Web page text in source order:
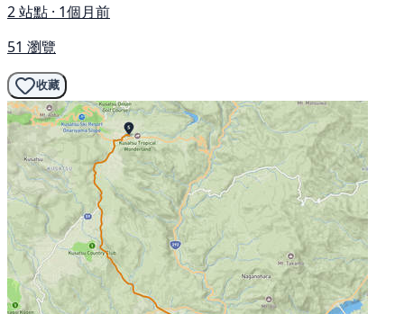
2 站點 · 1個月前
51 瀏覽
收藏